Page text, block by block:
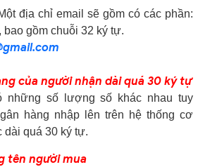
địa chỉ email sẽ gồm có các phần:
gồm chuỗi 32 ký tự.
của người nhận dài quá 30 ký tự
những số lượng số khác nhau tuy
hàng nhập lên trên hệ thống cơ
dài quá 30 ký tự.
tên người mua